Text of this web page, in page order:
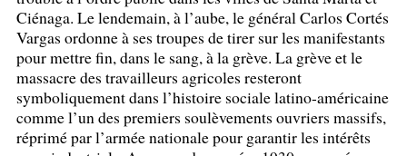
Ciénaga. Le lendemain, à l’aube, le général Carlos Cortés
Vargas ordonne à ses troupes de tirer sur les manifestants
pour mettre fin, dans le sang, à la grève. La grève et le
massacre des travailleurs agricoles resteront
symboliquement dans l’histoire sociale latino-américaine
comme l’un des premiers soulèvements ouvriers massifs,
réprimé par l’armée nationale pour garantir les intérêts